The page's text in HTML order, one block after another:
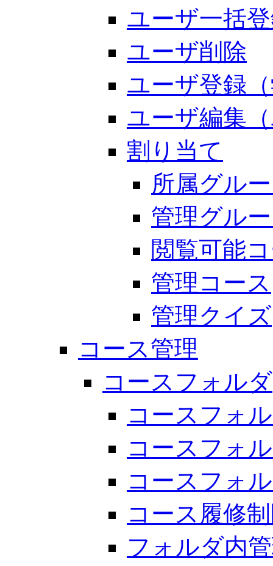
ユーザ一括
ユーザ削除
ユーザ登録
ユーザ編集
割り当て
所属グル
管理グル
閲覧可能
管理コース
管理クイズ
コース管理
コースフォルダ
コースフォ
コースフォ
コースフォ
コース履修
フォルダ内